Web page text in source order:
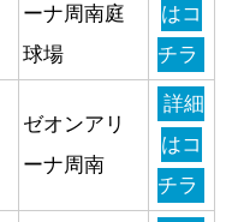
ーナ周南庭
球場
はコ
チラ
ゼオンアリ
ーナ周南
詳細
はコ
チラ